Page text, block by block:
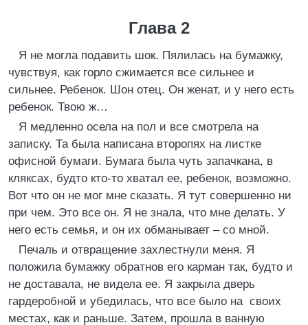
Глава 2
Я не могла подавить шок. Пялилась на бумажку,
чувствуя, как горло сжимается все сильнее и
сильнее. Ребенок. Шон отец. Он женат, и у него есть
ребенок. Твою ж…
Я медленно осела на пол и все смотрела на
записку. Та была написана второпях на листке
офисной бумаги. Бумага была чуть запачкана, в
кляксах, будто кто-то хватал ее, ребенок, возможно.
Вот что он не мог мне сказать. Я тут совершенно ни
при чем. Это все он. Я не знала, что мне делать. У
него есть семья, и он их обманывает – со мной.
Печаль и отвращение захлестнули меня. Я
положила бумажку обратнов его карман так, будто и
не доставала, не видела ее. Я закрыла дверь
гардеробной и убедилась, что все было на своих
местах, как и раньше. Затем, прошла в ванную